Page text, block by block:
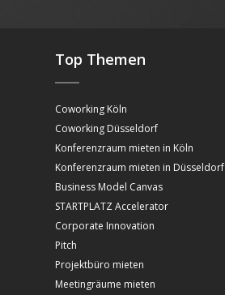
Top Themen
Coworking Köln
Coworking Düsseldorf
Konferenzraum mieten in Köln
Konferenzraum mieten in Düsseldorf
Business Model Canvas
STARTPLATZ Accelerator
Corporate Innovation
Pitch
Projektbüro mieten
Meetingräume mieten